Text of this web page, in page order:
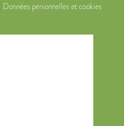
Données personnelles et cookies